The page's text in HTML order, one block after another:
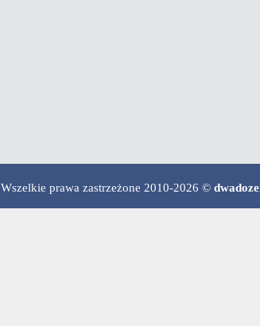
Wszelkie prawa zastrzeżone 2010-2026 ©